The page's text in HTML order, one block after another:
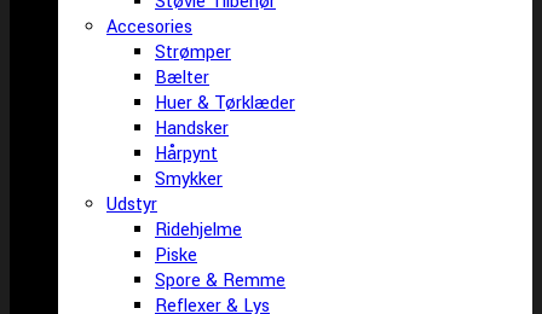
Accesories
Strømper
Bælter
Huer & Tørklæder
Handsker
Hårpynt
Smykker
Udstyr
Ridehjelme
Piske
Spore & Remme
Reflexer & Lys